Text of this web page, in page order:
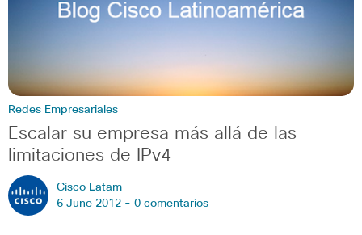
Redes Empresariales
Escalar su empresa más allá de las
limitaciones de IPv4
Cisco Latam
6 June 2012 - 0 comentarios